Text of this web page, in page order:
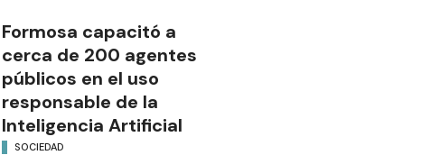
Formosa capacitó a
cerca de 200 agentes
públicos en el uso
responsable de la
Inteligencia Artificial
SOCIEDAD